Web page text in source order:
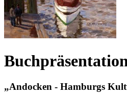
„Andocken - Hamburgs